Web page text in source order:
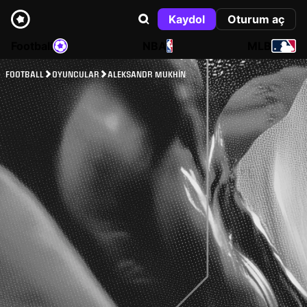
Kaydol
Oturum aç
NBA
FOOTBALL OYUNCULAR ALEKSANDR MUKHIN